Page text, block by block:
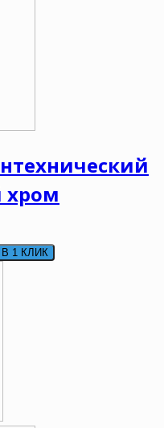
хром
1 КЛИК